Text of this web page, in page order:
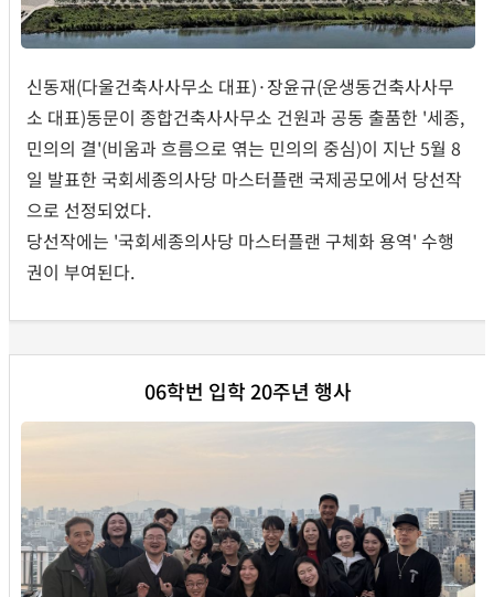
신동재(다울건축사사무소 대표)·장윤규(운생동건축사사무
소 대표)동문이 종합건축사사무소 건원과 공동 출품한 '세종,
민의의 결'(비움과 흐름으로 엮는 민의의 중심)이 지난 5월 8
일 발표한 국회세종의사당 마스터플랜 국제공모에서 당선작
으로 선정되었다.
당선작에는 '국회세종의사당 마스터플랜 구체화 용역' 수행
권이 부여된다.
06학번 입학 20주년 행사